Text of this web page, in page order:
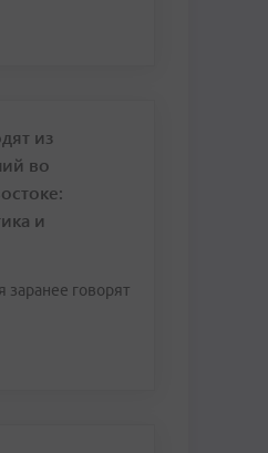
из
во
и
заранее говорят